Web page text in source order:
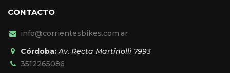
CONTACTO
info@corrientesbikes.com.ar
Córdoba: Av. Recta Martinolli 7993
3512265086